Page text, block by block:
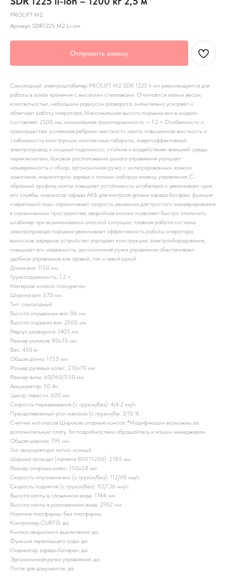
PROLIFT M2
Артикул: SDR1225 M2 Li-ion
Отправить заявку
Самоходный электроштабелер PROLIFT M2 SDR 1225 li-ion рекомендуется для
работы в зонах хранения с высокими стеллажами. Отличается малым весом,
компактностью, небольшим радиусом разворота; значительно ускоряет и
облегчает работу оператора. Максимальная высота подъема вил в модели
составляет 2500 мм, номинальная грузоподъемность — 1.2 т. Особенности и
преимущества: усиленная ребрами жесткости мачта; повышенная жесткость и
стабильность конструкции; компактные габариты, энергоэффективный
электропривод и мощный гидронасос; стойкие к воздействиям внешней среды
переключатели; боковое расположение рычага управления улучшает
маневренность и обзор; эргономичная ручка с интегрированным замком
зажигания, индикатором заряда и полным набором клавиш управления; C-
образный профиль мачты повышает устойчивость штабелера и увеличивает срок
его службы; индикатор заряда АКБ для контроля уровня заряда батареи; функция
«черепаший ход» ограничивает скорость движения для простого маневрирования
в ограниченном пространстве; аварийная кнопка позволяет быстро отключить
штабелер при возникновении опасной ситуации; плавная работа системы
электропривода подъема увеличивает эффективность работы оператора;
выносное зарядное устройство упрощает конструкцию электрооборудования,
повышает его надежность; эргономичная ручка управления обеспечивает
удобное управление как правой, так и левой рукой.
Длина вил: 1150 мм
Грузоподъемность: 1.2 т
Материал колеса: полиуретан
Ширина вил: 570 мм
Тип: самоходный
Высота опущенных вил: 86 мм
Высота подъема вил: 2500 мм
Радиус разворота: 1405 мм
Размер роликов: 80x70 мм
Вес: 450 кг
Общая длина: 1755 мм
Размер рулевых колес: 210x70 мм
Размер вилы: 60/160/1150 мм
Аккумулятор: 50 Ач
Центр тяжести: 600 мм
Скорость передвижения (с грузом/без): 4/4.2 км/ч
Преодолеваемый угол наклона (с грузом/бе: 3/10 %
Счетчик моточасов Широкие опорные консол: *Модификации возможны за
дополнительную плату. За подробностями обращайтесь к нашим менеджерам
Общая ширина: 795 мм
Тип аккумулятора: литий-ионный
Ширина прохода (паллета 800?1200): 2185 мм
Размер опорных колес: 150x58 мм
Скорость опускания вил (с грузом/без): 112/98 мм/с
Скорость поднятия (с грузом/без): 92/136 мм/с
Высота мачты в сложенном виде: 1744 мм
Высота мачты в разложенном виде: 2952 мм
Наличие платформы: без платформы
Контроллер CURTIS: да
Кнопка аварийного выключения: да
Функция черепашьего хода: да
Индикатор заряда батареи: да
Эргономичная ручка управления: да
Лоток для документов: да